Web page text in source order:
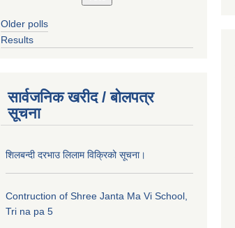
Older polls
Results
सार्वजनिक खरीद / बोलपत्र
सूचना
शिलबन्दी दरभाउ लिलाम विक्रिको सूचना।
Contruction of Shree Janta Ma Vi School,
Tri na pa 5